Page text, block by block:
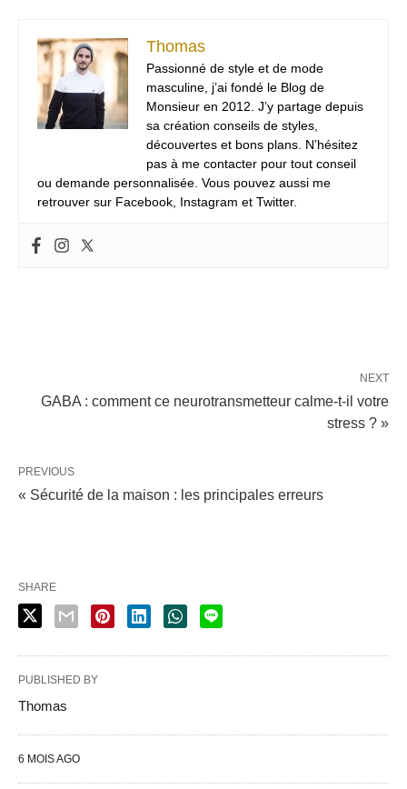
Thomas
Passionné de style et de mode
masculine, j’ai fondé le Blog de
Monsieur en 2012. J’y partage depuis
sa création conseils de styles,
découvertes et bons plans. N’hésitez
pas à me contacter pour tout conseil
ou demande personnalisée. Vous pouvez aussi me
retrouver sur Facebook, Instagram et Twitter.
NEXT
GABA : comment ce neurotransmetteur calme-t-il votre
stress ? »
PREVIOUS
« Sécurité de la maison : les principales erreurs
SHARE
PUBLISHED BY
Thomas
6 MOIS AGO